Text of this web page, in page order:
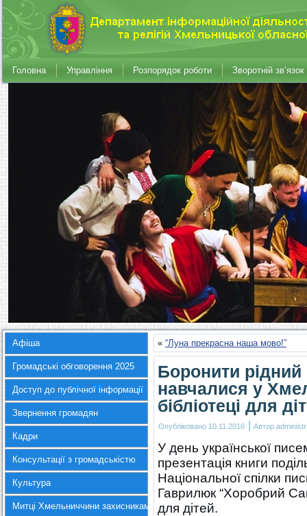
Головна Управління Розпорядок роботи Зворотній зв’язок
Афіша
Громадські обговорення 2025
Доступ до публічної інформації
Звернення громадян
Кадри
Консультації з громадськістю
Культура
Митці Хмельниччини захисникам України
« “Луна прекрасна наша мово!”
Боронити рідний
навчалися у
бібліотеці для
Опубліковано 10.11.2016 | Автор
У день української
презентація книги
Національної спілки
Гаврилюк “Хоробрий
для дітей.